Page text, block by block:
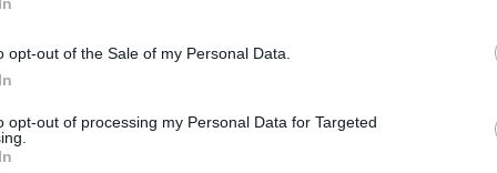
opt-out of the Sale of my Personal Data.
opt-out of processing my Personal Data for Targeted
του CRETALIVE
ΕΊΔΗΣΗ